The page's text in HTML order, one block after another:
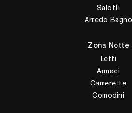
Salotti
Arredo Bagno
Zona Notte
Letti
Armadi
Camerette
Comodini